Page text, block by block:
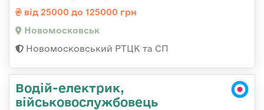
від 25000 до 125000 грн
Новомосковськ
Новомосковський РТЦК та СП
Водій-електрик,
військовослужбовець